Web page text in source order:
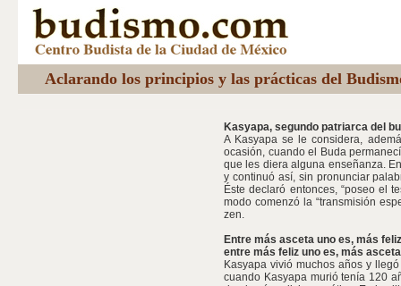
Aclarando los principios y las prácticas del
Kasyapa, segundo patriarca del
A Kasyapa se le considera,
ocasión, cuando el Buda
que les diera alguna enseñanza.
y continuó así, sin pronunciar
Éste declaró entonces, “poseo el
modo comenzó la “transmisión
zen.
Entre más asceta uno es, más
entre más feliz uno es, más
Kasyapa vivió muchos años y
cuando Kasyapa murió tenía 120